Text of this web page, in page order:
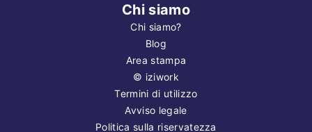
Chi siamo
Chi siamo?
Blog
Area stampa
© iziwork
Termini di utilizzo
Avviso legale
Politica sulla riservatezza